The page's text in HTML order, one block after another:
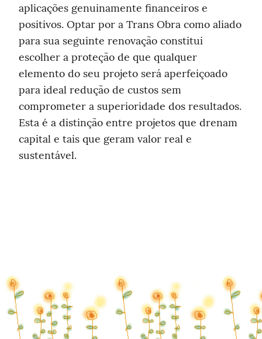
aplicações genuinamente financeiros e
positivos. Optar por a Trans Obra como aliado
para sua seguinte renovação constitui
escolher a proteção de que qualquer
elemento do seu projeto será aperfeiçoado
para ideal redução de custos sem
comprometer a superioridade dos resultados.
Esta é a distinção entre projetos que drenam
capital e tais que geram valor real e
sustentável.